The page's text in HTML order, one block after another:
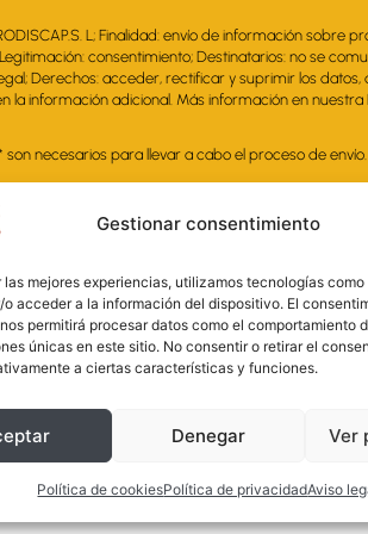
Gestionar consentimiento
las mejores experiencias, utilizamos tecnologías
o acceder a la información del dispositivo. El
permitirá procesar datos como el comportamiento
únicas en este sitio. No consentir o retirar el
a ciertas características y funciones.
Denegar Ver
Política de cookiesPolítica de privacidadAviso
L; Finalidad: envío de información sobre
consentimiento; Destinatarios: no se
Derechos: acceder, rectificar y suprimir los datos,
la información adicional. Más información en nuestra
necesarios para llevar a cabo el proceso de envío.
y la Administración de la Junta de
más competitivo.